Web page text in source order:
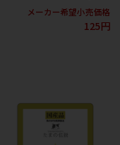
メーカー希望小売価格
125円